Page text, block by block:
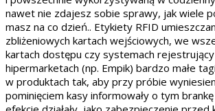
nawet nie zdajesz sobie sprawy, jak wiele
masz na co dzień.. Etykiety RFID
zbliżeniowych kartach wejściowych, we
kartach dostępu czy systemach
hipermarketach (np. Empik) bardzo małe
w produktach tak, aby przy próbie
pominięciem kasy informowały o tym